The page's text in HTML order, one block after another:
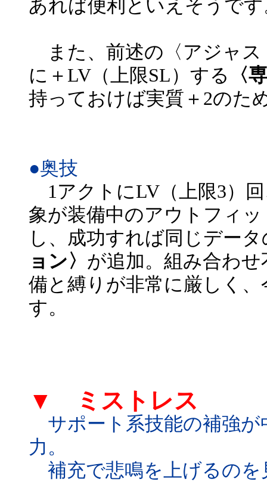
あれば便利といえそうで
また、前述の〈アジャス
に＋LV（上限SL）する
〈
持っておけば実質＋2のた
●奥技
1アクトにLV（上限3）
象が装備中のアウトフィ
し、成功すれば同じデー
ョン〉 が追加。組み合わ
備と縛りが非常に厳しく
す。
▼ ミストレス
サポート系技能の補強が
力。
補充で悲鳴を上げるのを